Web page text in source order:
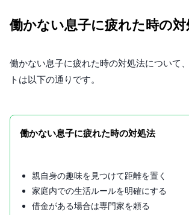
働かない息子に疲れた時の対
働かない息子に疲れた時の対処法について
トは以下の通りです。
働かない息子に疲れた時の対処法
親自身の趣味を見つけて距離を置く
家庭内での生活ルールを明確にする
借金がある場合は専門家を頼る